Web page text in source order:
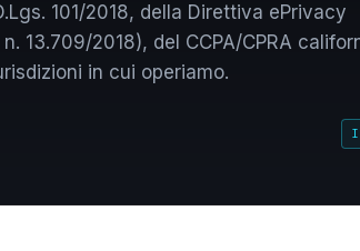
101/2018, della Direttiva ePrivacy
13.709/2018), del CCPA/CPRA
in cui operiamo.